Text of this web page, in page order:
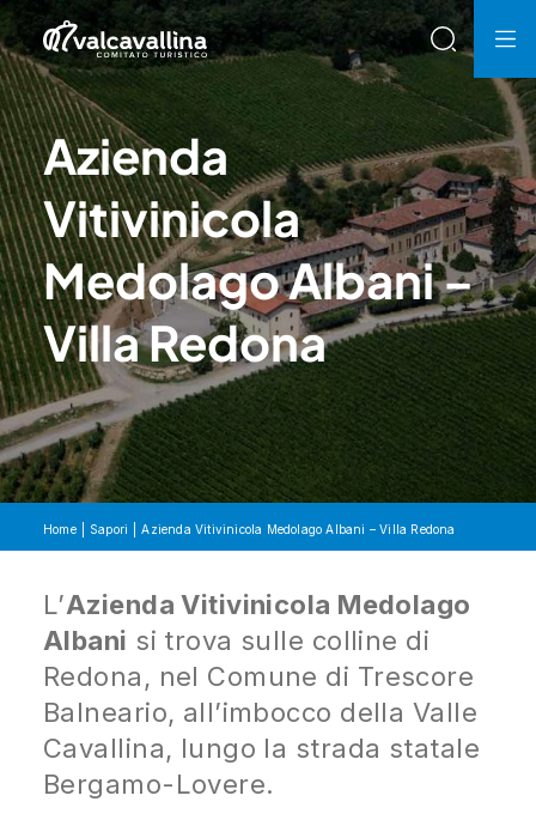
Azienda
Vitivinicola
Medolago Albani –
Villa Redona
Home Sapori Azienda Vitivinicola Medolago Albani – Villa Redona
L’Azienda Vitivinicola Medolago
Albani si trova sulle colline di
Redona, nel Comune di Trescore
Balneario, all’imbocco della Valle
Cavallina, lungo la strada statale
Bergamo-Lovere.